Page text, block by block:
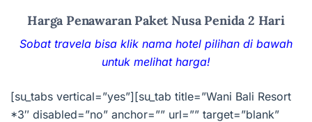
Harga Penawaran Paket Nusa Penida 2 Hari
Sobat travela bisa klik nama hotel pilihan di bawah
untuk melihat harga!
[su_tabs vertical=”yes”][su_tab title=”Wani Bali Resort
*3″ disabled=”no” anchor=”” url=”” target=”blank”